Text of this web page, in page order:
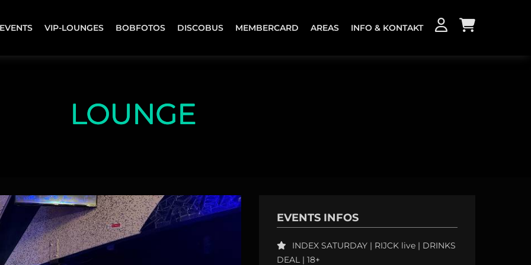
VIP-LOUNGES BOBFOTOS DISCOBUS MEMBERCARD AREAS INFO & KONTAKT
LOUNGE
EVENTS INFOS
INDEX SATURDAY | RIJCK live | DRINKS
DEAL | 18+